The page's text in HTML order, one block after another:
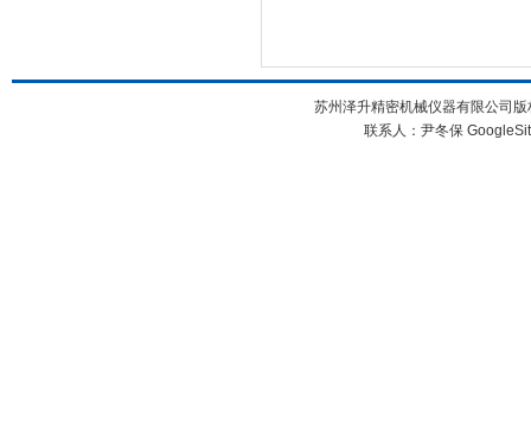
苏州泽升精密机械仪器有限公司
联系人：尹冬保